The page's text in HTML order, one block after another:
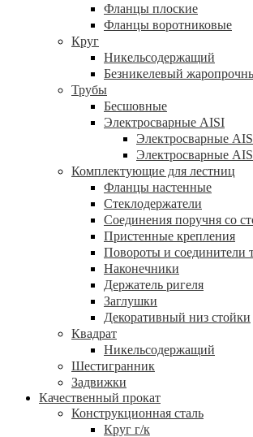
Фланцы плоские
Фланцы воротниковые
Круг
Никельсодержащий
Безникелевый
Трубы
Бесшовные
Электросварные AISI
Электросварные
Электросварные
Комплектующие для лестниц
Фланцы настенные
Стеклодержатели
Соединения поручня со
Пристенные крепления
Повороты и соединители
Наконечники
Держатель ригеля
Заглушки
Декоративный низ стойки
Квадрат
Никельсодержащий
Шестигранник
Задвижки
Качественный прокат
Конструкционная сталь
Круг г/к